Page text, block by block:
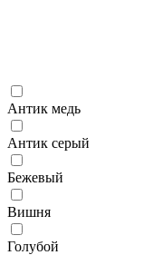
Антик медь
Антик серый
Бежевый
Вишня
Голубой